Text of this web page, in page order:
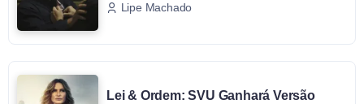
Lipe Machado
Lei & Ordem: SVU Ganhará Versão